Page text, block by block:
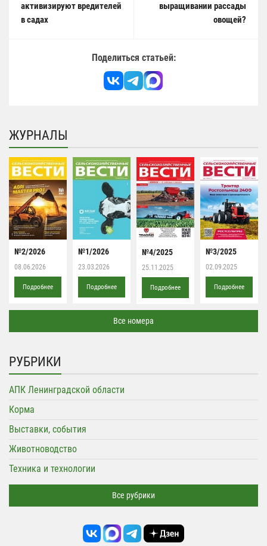
активизируют вредителей
в садах
выращивании рассады
овощей?
Поделиться статьей:
ЖУРНАЛЫ
№2/2026
08.06.2026
Подробнее
№1/2026
23.03.2026
Подробнее
№4/2025
25.11.2025
Подробнее
№3/2025
02.09.2025
Подробнее
Все номера
РУБРИКИ
АПК Ленинградской области
Корма
Выставки, события
Животноводство
Техника и технологии
Все рубрики